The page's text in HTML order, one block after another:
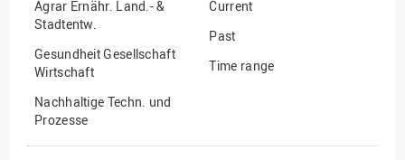
Agrar Ernähr. Land.- &
Stadtentw.
Gesundheit Gesellschaft
Wirtschaft
Nachhaltige Techn. und
Prozesse
Vielfältiges Forschen
Current
Past
Time range